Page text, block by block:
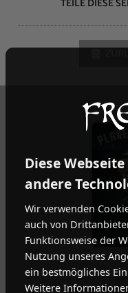
TEILE DIESE
Diese
andere
Wir verwenden
auch von
Funktionsweise der
Nutzung unseres
ein bestmögliches
Weitere